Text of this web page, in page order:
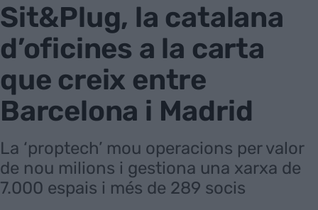
Sit&Plug, la catalana
d’oficines a la carta
que creix entre
Barcelona i Madrid
La ‘proptech’ mou operacions per valor
de nou milions i gestiona una xarxa de
7.000 espais i més de 289 socis